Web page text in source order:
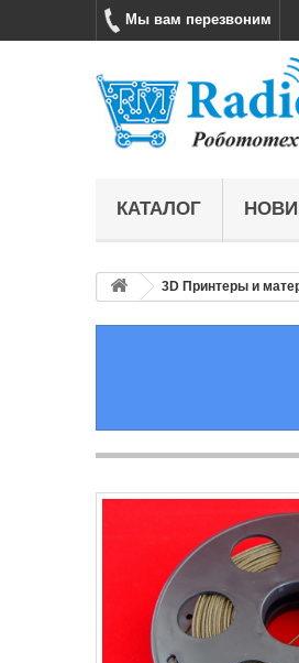
Мы вам перезвоним
КАТАЛОГ
3D Принтеры и